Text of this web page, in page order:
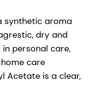
synthetic aroma
dry and
personal care,
care
Acetate is a clear,